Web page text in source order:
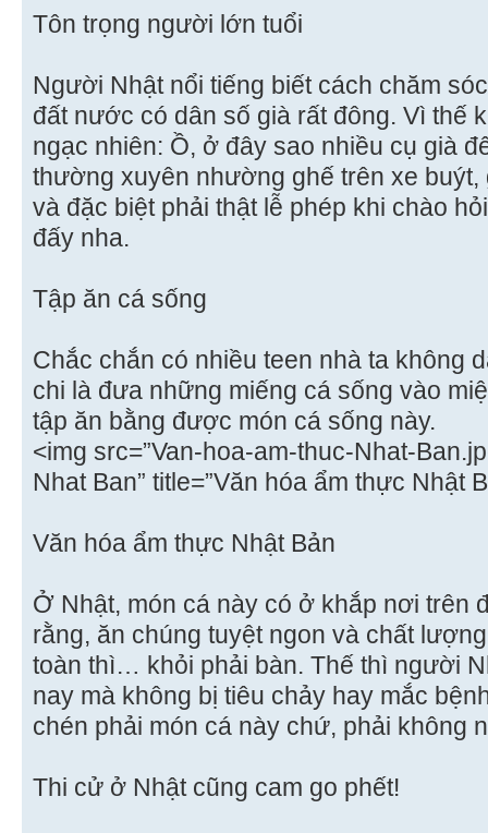
Tôn trọng người lớn tuổi
Người Nhật nổi tiếng biết cách chăm
đất nước có dân số già rất đông. Vì thế
ngạc nhiên: Ồ, ở đây sao nhiều cụ già
thường xuyên nhường ghế trên xe
và đặc biệt phải thật lễ phép khi chào
đấy nha.
Tập ăn cá sống
Chắc chắn có nhiều teen nhà ta không
chi là đưa những miếng cá sống vào
tập ăn bằng được món cá sống này.
<img src=”Van-hoa-am-thuc-Nhat-
Nhat Ban” title=”Văn hóa ẩm thực Nhật
Văn hóa ẩm thực Nhật Bản
Ở Nhật, món cá này có ở khắp nơi trên
rằng, ăn chúng tuyệt ngon và chất
toàn thì… khỏi phải bàn. Thế thì người
nay mà không bị tiêu chảy hay mắc
chén phải món cá này chứ, phải không
Thi cử ở Nhật cũng cam go phết!